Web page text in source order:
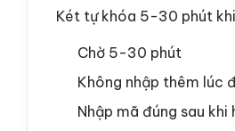
Két tự khóa 5-30 phút
Chờ 5-30 phút
Không nhập thêm lúc
Nhập mã đúng sau khi